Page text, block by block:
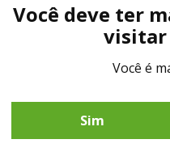
Fale diretamente com nosso
Você deve ter
visitar
Você é
Sim